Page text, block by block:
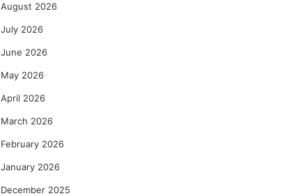
August 2026
July 2026
June 2026
May 2026
April 2026
March 2026
February 2026
January 2026
December 2025